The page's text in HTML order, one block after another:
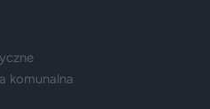
komunalna